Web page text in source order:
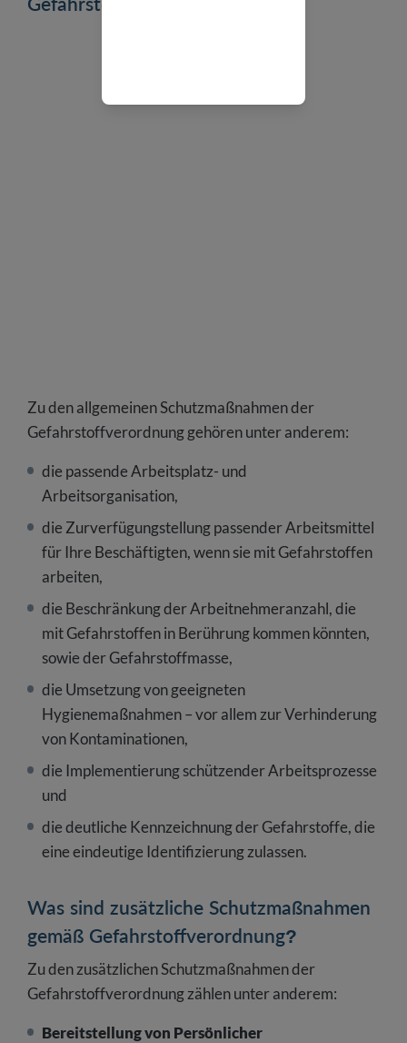
Zu den allgemeinen Schutzmaßnahmen der
Gefahrstoffverordnung gehören unter anderem:
die passende Arbeitsplatz- und
Arbeitsorganisation,
die Zurverfügungstellung passender Arbeitsmittel
für Ihre Beschäftigten, wenn sie mit Gefahrstoffen
arbeiten,
die Beschränkung der Arbeitnehmeranzahl, die
mit Gefahrstoffen in Berührung kommen könnten,
sowie der Gefahrstoffmasse,
die Umsetzung von geeigneten
Hygienemaßnahmen – vor allem zur Verhinderung
von Kontaminationen,
die Implementierung schützender Arbeitsprozesse
und
die deutliche Kennzeichnung der Gefahrstoffe, die
eine eindeutige Identifizierung zulassen.
Was sind zusätzliche Schutzmaßnahmen
gemäß Gefahrstoffverordnung?
Zu den zusätzlichen Schutzmaßnahmen der
Gefahrstoffverordnung zählen unter anderem:
Bereitstellung von Persönlicher